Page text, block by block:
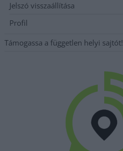
Jelszó visszaállítása
Profil
Támogassa a független helyi sajtót!